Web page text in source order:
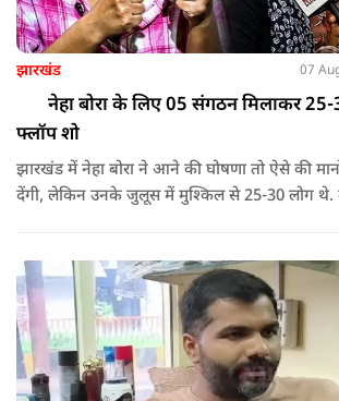
झारखंड 07
नेहा बोरा के लिए 05 संगठन मिलाकर
फ्लॉप शो
झारखंड में नेहा बोरा ने आने की घोषणा तो ऐसे की मानो
देंगी, लेकिन उनके जुलूस में मुश्किल से 25-30 लोग थे.